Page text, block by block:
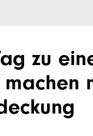
zu